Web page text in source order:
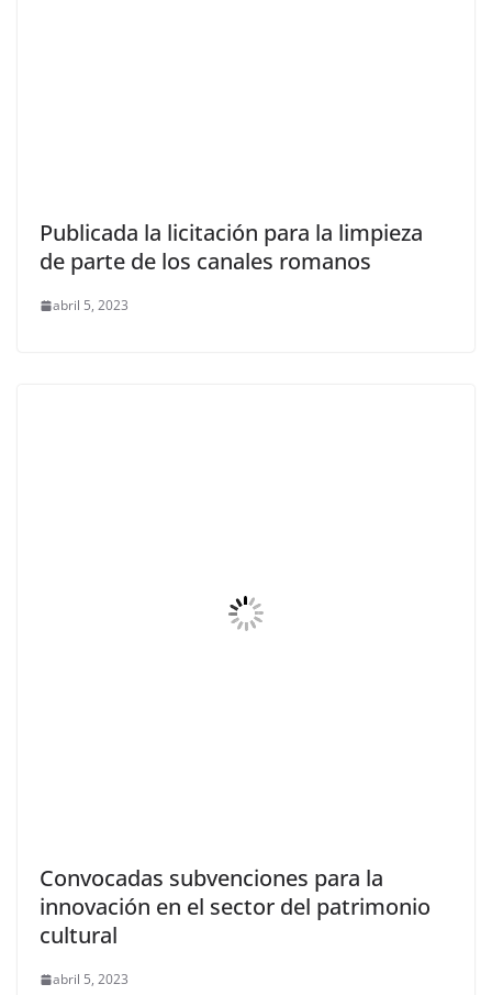
Publicada la licitación para la limpieza
de parte de los canales romanos
abril 5, 2023
Convocadas subvenciones para la
innovación en el sector del patrimonio
cultural
abril 5, 2023